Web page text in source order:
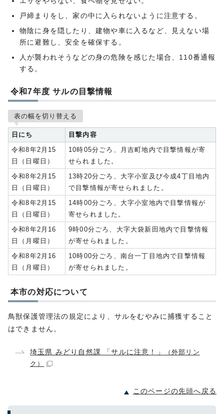
戸締まりをし、家の中に入られないように注意する。
物陰に身を隠したり、建物や車に入るなど、見えない場
所に避難し、安全を確保する。
人が襲われそうなどの身の危険を感じた場合、110番通報
する。
令和7年度 サルの目撃情報
表の幅を切り替える
日にち
目撃内容
令和8年2月15
日（日曜日）
10時05分ごろ、月吉町地内で目撃情報が寄
せられました。
令和8年2月15
日（日曜日）
13時20分ごろ、大字小室及び今成4丁目地内
で目撃情報が寄せられました。
令和8年2月15
日（日曜日）
14時00分ごろ、大字小室地内で目撃情報が
寄せられました。
令和8年2月16
日（月曜日）
9時00分ごろ、大字大袋新田地内で目撃情報
が寄せられました。
令和8年2月16
日（月曜日）
10時00分ごろ、南台一丁目地内で目撃情報
が寄せられました。
本市の対応について
鳥獣保護管理法の規定により、サルをむやみに捕獲すること
はできません。
埼玉県 みどり自然課 「サルに注意！」
（外部リン
ク）
このページの先頭へ戻る